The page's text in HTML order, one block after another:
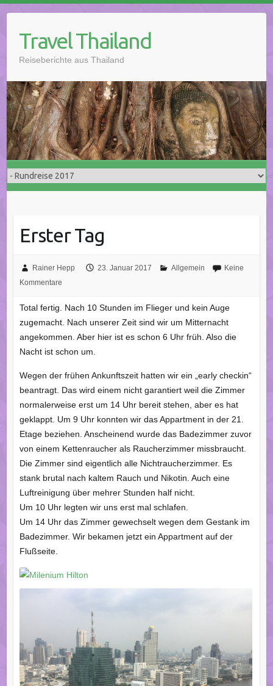
Travel Thailand
Reiseberichte aus Thailand
Erster Tag
Rainer Hepp 23. Januar 2017 Allgemein
Keine
Kommentare
Total fertig. Nach 10 Stunden im Flieger und kein Auge
zugemacht. Nach unserer Zeit sind wir um Mitternacht
angekommen. Aber hier ist es schon 6 Uhr früh. Also die
Nacht ist schon um.
Wegen der frühen Ankunftszeit hatten wir ein „early checkin“
beantragt. Das wird einem nicht garantiert weil die Zimmer
normalerweise erst um 14 Uhr bereit stehen, aber es hat
geklappt. Um 9 Uhr konnten wir das Appartment in der 21.
Etage beziehen. Anscheinend wurde das Badezimmer zuvor
von einem Kettenraucher als Raucherzimmer missbraucht.
Die Zimmer sind eigentlich alle Nichtraucherzimmer. Es
stank brutal nach kaltem Rauch und Nikotin. Auch eine
Luftreinigung über mehrer Stunden half nicht.
Um 10 Uhr legten wir uns erst mal schlafen.
Um 14 Uhr das Zimmer gewechselt wegen dem Gestank im
Badezimmer. Wir bekamen jetzt ein Appartment auf der
Flußseite.